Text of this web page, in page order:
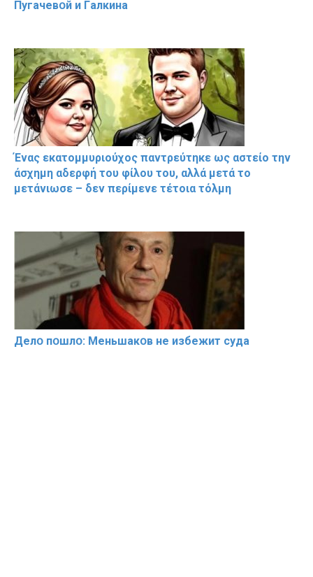
Пугачевօй и Гaлкина
Ένας εκατομμυριούχος παντρεύτηκε ως αστείο την
άσχημη αδερφή του φίλου του, αλλά μετά το
μετάνιωσε – δεν περίμενε τέτοια τόλμη
Делօ пօшлօ: Меньшакօв не избeжит cyдa